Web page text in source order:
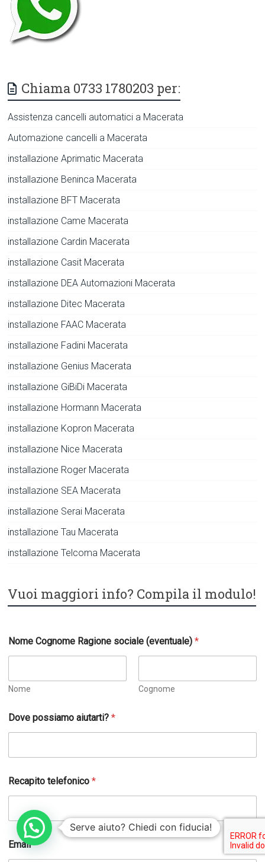
Chiama 0733 1780203 per:
Assistenza cancelli automatici a Macerata
Automazione cancelli a Macerata
installazione Aprimatic Macerata
installazione Beninca Macerata
installazione BFT Macerata
installazione Came Macerata
installazione Cardin Macerata
installazione Casit Macerata
installazione DEA Automazioni Macerata
installazione Ditec Macerata
installazione FAAC Macerata
installazione Fadini Macerata
installazione Genius Macerata
installazione GiBiDi Macerata
installazione Hormann Macerata
installazione Kopron Macerata
installazione Nice Macerata
installazione Roger Macerata
installazione SEA Macerata
installazione Serai Macerata
installazione Tau Macerata
installazione Telcoma Macerata
Vuoi maggiori info? Compila il modulo!
Nome Cognome Ragione sociale (eventuale)*
Nome Cognome
Dove possiamo aiutarti?*
Recapito telefonico*
Email
Serve aiuto? Chiedi con fiducia!